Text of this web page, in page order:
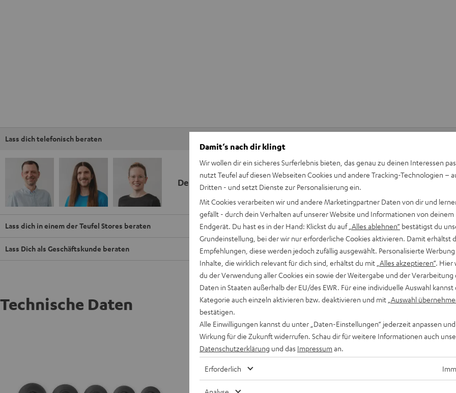
Lass dich telefonisch beraten
Deine Kaufberatung
Keinen Store in der Nähe? Kein Problem,
beraten dich auch persönlich am
Hier Termin buchen
Lass dich in einem der Teufel Stores beraten
Lass Dich als Geschäftskunde beraten
Technische Daten
AIRY TWS 2/ TWS PRO / SPORTS TWS 2 Ear-Tips
Damit‘s nach dir klingt
Wir wollen dir ein sicheres Surferlebnis bieten, das genau zu deinen Interessen
nutzt Teufel auf diesen Webseiten Cookies und andere Tracking-Technologien –
Dritten - und setzt Dienste zur Personalisierung ein.
Mit Cookies verarbeiten wir und andere Marketingpartner Daten von dir und
gefällt - durch dein Verhalten auf unserer Website und Informationen von deinem
Endgerät. Du hast es in der Hand: Klickst du auf „Alles ablehnen“ bestätigst du
Grundeinstellung, bei der wir nur erforderliche Cookies aktivieren. Damit erhältst
Empfehlungen, diese werden jedoch zufällig ausgewählt. Personalisierte
Inhalte, die wirklich relevant für dich sind, erhältst du mit „Alles akzeptieren“. Hier
du der Verwendung aller Cookies ein sowie der Weitergabe und der Verarbeitung
Daten in Staaten außerhalb der EU/des EWR. Für eine individuelle Auswahl kannst
Kategorie auch einzeln aktivieren bzw. deaktivieren und mit „Auswahl
bestätigen.
Alle Einwilligungen kannst du unter „Daten-Einstellungen“ jederzeit anpassen
Wirkung für die Zukunft widerrufen. Schau dir für weitere Informationen auch
Datenschutzerklärung und das Impressum an.
Erforderlich